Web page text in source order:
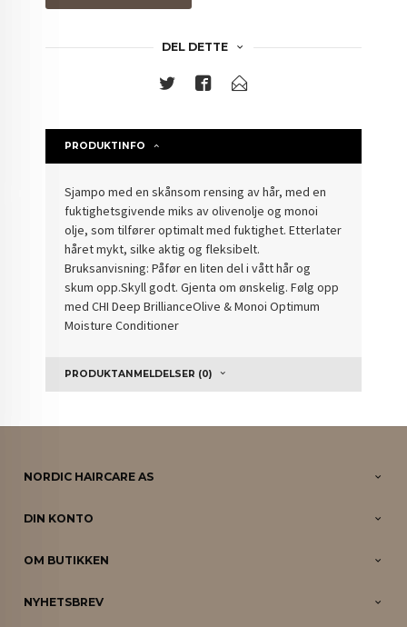
DEL DETTE
PRODUKTINFO
Sjampo med en skånsom rensing av hår, med en
fuktighetsgivende miks av olivenolje og monoi
olje, som tilfører optimalt med fuktighet. Etterlater
håret mykt, silke aktig og fleksibelt.
Bruksanvisning: Påfør en liten del i vått hår og
skum opp.Skyll godt. Gjenta om ønskelig. Følg opp
med CHI Deep BrillianceOlive & Monoi Optimum
Moisture Conditioner
PRODUKTANMELDELSER (0)
NORDIC HAIRCARE AS
DIN KONTO
OM BUTIKKEN
NYHETSBREV